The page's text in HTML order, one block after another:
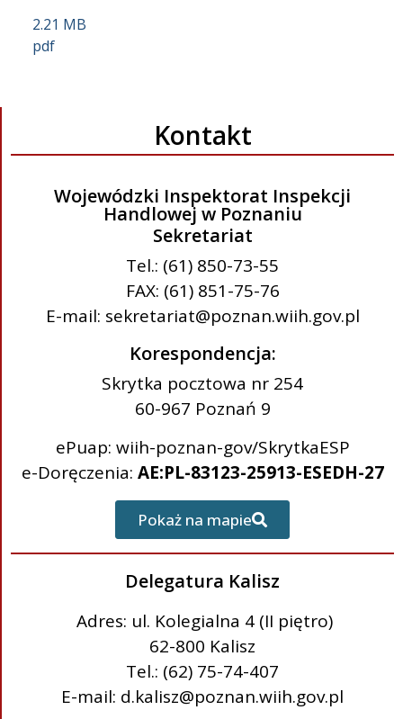
2.21 MB
pdf
Kontakt
Wojewódzki Inspektorat Inspekcji
Handlowej w Poznaniu
Sekretariat
Tel.: (61) 850-73-55
FAX: (61) 851-75-76
E-mail: sekretariat@poznan.wiih.gov.pl
Korespondencja:
Skrytka pocztowa nr 254
60-967 Poznań 9
ePuap: wiih-poznan-gov/SkrytkaESP
e-Doręczenia: AE:PL-83123-25913-ESEDH-27
Pokaż na mapie
Delegatura Kalisz
Adres: ul. Kolegialna 4 (II piętro)
62-800 Kalisz
Tel.: (62) 75-74-407
E-mail: d.kalisz@poznan.wiih.gov.pl